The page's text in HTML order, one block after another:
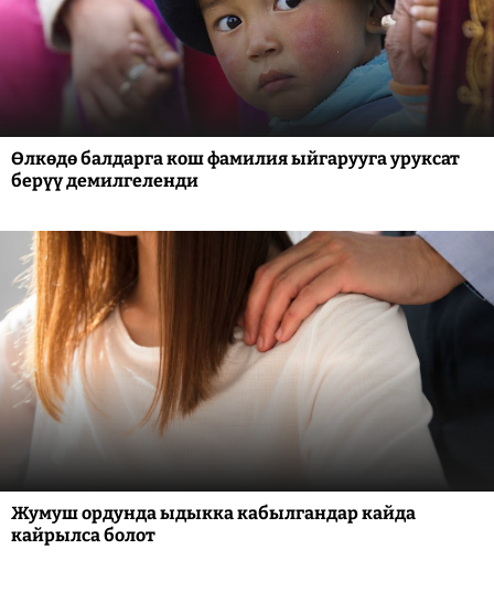
Өлкөдө балдарга кош фамилия ыйгарууга уруксат
берүү демилгеленди
Жумуш ордунда ыдыкка кабылгандар кайда
кайрылса болот